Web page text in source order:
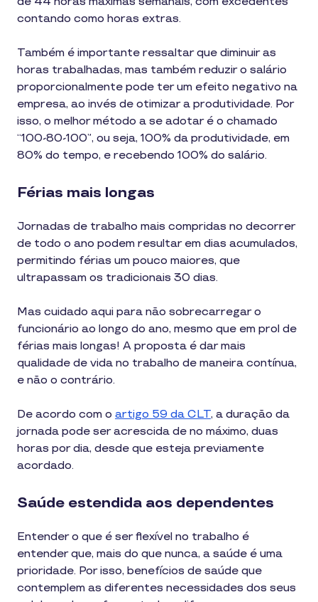
contando como horas extras.
Também é importante ressaltar que diminuir as
horas trabalhadas, mas também reduzir o salário
proporcionalmente pode ter um efeito negativo na
empresa, ao invés de otimizar a produtividade. Por
isso, o melhor método a se adotar é o chamado
“100-80-100”, ou seja, 100% da produtividade, em
80% do tempo, e recebendo 100% do salário.
Férias mais longas
Jornadas de trabalho mais compridas no decorrer
de todo o ano podem resultar em dias acumulados,
permitindo férias um pouco maiores, que
ultrapassam os tradicionais 30 dias.
Mas cuidado aqui para não sobrecarregar o
funcionário ao longo do ano, mesmo que em prol de
férias mais longas! A proposta é dar mais
qualidade de vida no trabalho de maneira contínua,
e não o contrário.
De acordo com o artigo 59 da CLT, a duração da
jornada pode ser acrescida de no máximo, duas
horas por dia, desde que esteja previamente
acordado.
Saúde estendida aos dependentes
Entender o que é ser flexível no trabalho é
entender que, mais do que nunca, a saúde é uma
prioridade. Por isso, benefícios de saúde que
contemplem as diferentes necessidades dos seus